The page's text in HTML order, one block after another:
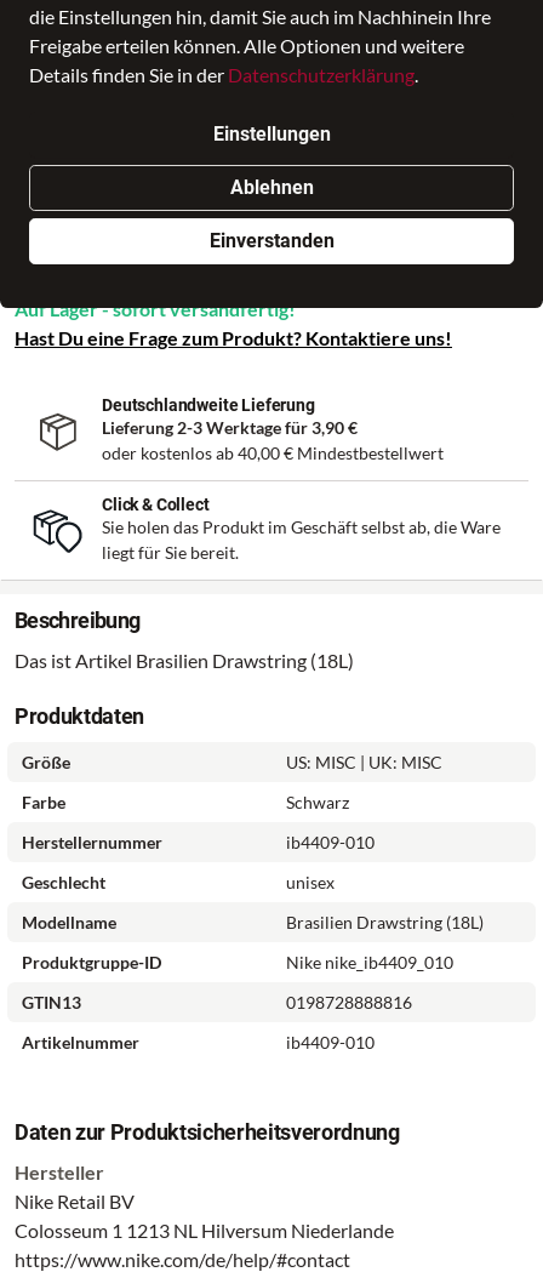
die Einstellungen hin, damit Sie auch im Nachhinein Ihre
Freigabe erteilen können. Alle Optionen und weitere
Details finden Sie in der Datenschutzerklärung.
Einstellungen
Ablehnen
Einverstanden
Verkauf durchleder-ziehr.de - Bayreuth in Leder Ziehr
Filiale auswählen
Nur noch weniger als 3 Artikel im Geschäft vorhanden.
In den Warenkorb
Auf Lager - sofort versandfertig!
Hast Du eine Frage zum Produkt? Kontaktiere uns!
Deutschlandweite Lieferung
Lieferung 2-3 Werktage für3,90 €
oder kostenlos ab40,00 € Mindestbestellwert
Click & Collect
Sie holen das Produkt im Geschäft selbst ab, die Ware
liegt für Sie bereit.
Beschreibung
Das ist Artikel Brasilien Drawstring (18L)
Produktdaten
Größe
US: MISC | UK: MISC
Farbe
Schwarz
Herstellernummer
ib4409-010
Geschlecht
unisex
Modellname
Brasilien Drawstring (18L)
Produktgruppe-ID
Nike nike_ib4409_010
GTIN13
0198728888816
Artikelnummer
ib4409-010
Daten zur Produktsicherheitsverordnung
Hersteller
Nike Retail BV
Colosseum 1 1213 NL Hilversum Niederlande
https://www.nike.com/de/help/#contact